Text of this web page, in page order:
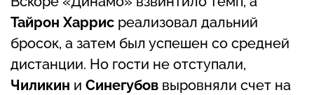
Тайрон Харрис реализовал дальний
бросок, а затем был успешен со средней
дистанции. Но гости не отступали,
Чиликин и Синегубов выровняли счет на